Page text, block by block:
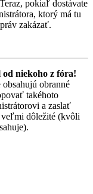
pokiaľ dostávate
ktorý má tu
zakázať.
od niekoho z fóra!
obranné
takéhoto
a zaslať
veľmi dôležité (kvôli